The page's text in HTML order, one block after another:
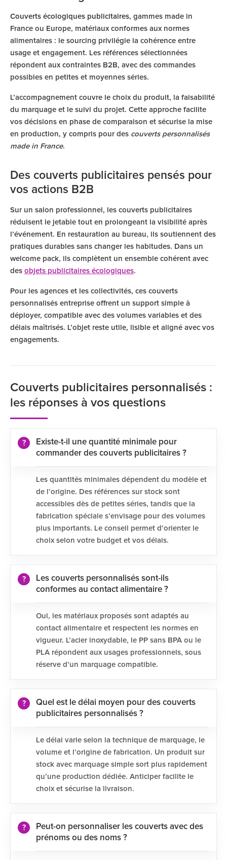
Couverts écologiques publicitaires, gammes made in
France ou Europe, matériaux conformes aux normes
alimentaires : le sourcing privilégie la cohérence entre
usage et engagement. Les références sélectionnées
répondent aux contraintes B2B, avec des commandes
possibles en petites et moyennes séries.
L’accompagnement couvre le choix du produit, la faisabilité
du marquage et le suivi du projet. Cette approche facilite
vos décisions en phase de comparaison et sécurise la mise
en production, y compris pour des couverts personnalisés
made in France.
Des couverts publicitaires pensés pour
vos actions B2B
Sur un salon professionnel, les couverts publicitaires
réduisent le jetable tout en prolongeant la visibilité après
l’événement. En restauration au bureau, ils soutiennent des
pratiques durables sans changer les habitudes. Dans un
welcome pack, ils complètent un ensemble cohérent avec
des objets publicitaires écologiques.
Pour les agences et les collectivités, ces couverts
personnalisés entreprise offrent un support simple à
déployer, compatible avec des volumes variables et des
délais maîtrisés. L’objet reste utile, lisible et aligné avec vos
engagements.
Couverts publicitaires personnalisés :
les réponses à vos questions
Existe-t-il une quantité minimale pour
commander des couverts publicitaires ?
Les quantités minimales dépendent du modèle et
de l’origine. Des références sur stock sont
accessibles dès de petites séries, tandis que la
fabrication spéciale s’envisage pour des volumes
plus importants. Le conseil permet d’orienter le
choix selon votre budget et vos délais.
Les couverts personnalisés sont-ils
conformes au contact alimentaire ?
Oui, les matériaux proposés sont adaptés au
contact alimentaire et respectent les normes en
vigueur. L’acier inoxydable, le PP sans BPA ou le
PLA répondent aux usages professionnels, sous
réserve d’un marquage compatible.
Quel est le délai moyen pour des couverts
publicitaires personnalisés ?
Le délai varie selon la technique de marquage, le
volume et l’origine de fabrication. Un produit sur
stock avec marquage simple sort plus rapidement
qu’une production dédiée. Anticiper facilite le
choix et sécurise la livraison.
Peut-on personnaliser les couverts avec des
prénoms ou des noms ?